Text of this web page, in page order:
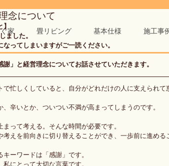
家 畳リビング 基本仕様 施工事
念について
】
ました。
ってしまいますがご一読ください。
」と経営理念についてお話させていただきます。
で忙しくしていると、自分がどれだけの人に支えられ
、辛いとか、ついつい不満が高まってしまうのです。
って考える。そんな時間が必要です。
えを前向きに切り替えることができ、一歩前に進める
ーワードは「感謝」です。
私にとって大切な言葉です。